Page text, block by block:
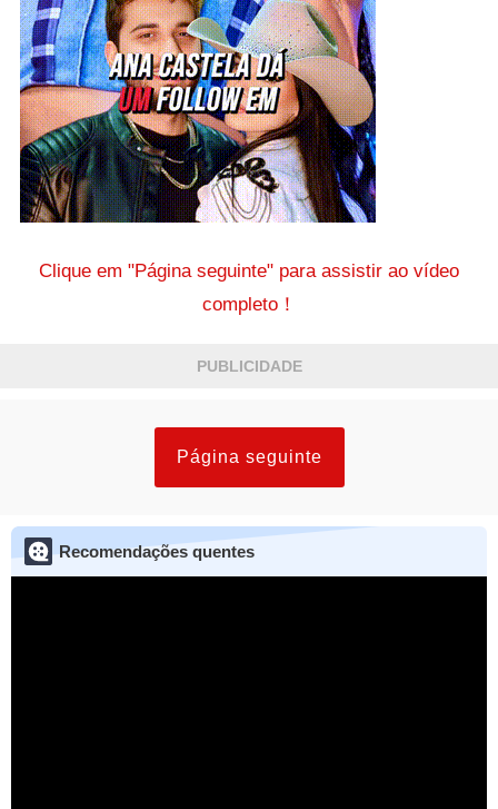
Clique em "Página seguinte" para assistir ao vídeo
completo！
PUBLICIDADE
Página seguinte
Recomendações quentes